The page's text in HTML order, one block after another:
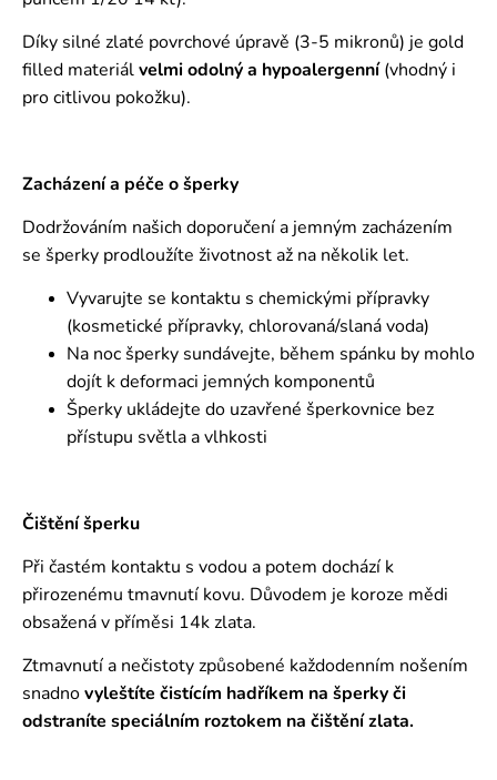
Díky silné zlaté povrchové úpravě (3-5 mikronů) je gold
filled materiálvelmi odolný a hypoalergenní(vhodný i
pro citlivou pokožku).
Zacházení a péče o šperky
Dodržováním našich doporučení a jemným zacházením
se šperky prodloužíte životnost až na několik let.
Vyvarujte se kontaktu s chemickými přípravky
(kosmetické přípravky, chlorovaná/slaná voda)
Na noc šperky sundávejte, během spánku by mohlo
dojít k deformaci jemných komponentů
Šperky ukládejte do uzavřené šperkovnice bez
přístupu světla a vlhkosti
Čištění šperku
Při častém kontaktu s vodou a potem dochází k
přirozenému tmavnutí kovu. Důvodem je koroze mědi
obsažená v příměsi 14k zlata.
Ztmavnutí a nečistoty způsobené každodenním nošením
snadnovyleštíte čistícím hadříkem na šperky či
odstraníte speciálním roztokem na čištění zlata.